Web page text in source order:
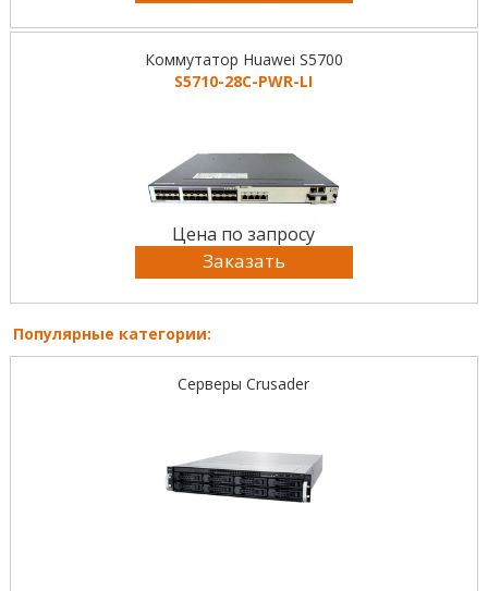
Коммутатор Huawei S5700
S5710-28C-PWR-LI
Цена по запросу
Заказать
Популярные категории:
Серверы Crusader